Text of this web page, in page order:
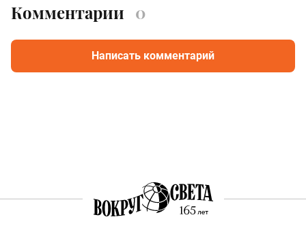
Комментарии 0
Написать комментарий